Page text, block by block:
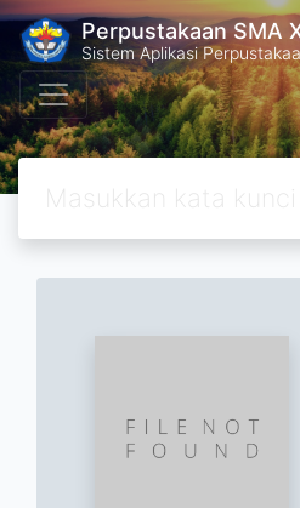
Perpustakaan SMA
Sistem Aplikasi